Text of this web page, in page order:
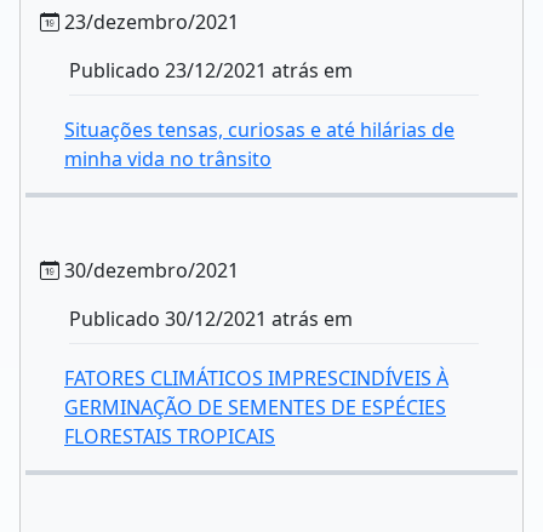
23/dezembro/2021
Publicado 23/12/2021 atrás em
Situações tensas, curiosas e até hilárias de
minha vida no trânsito
30/dezembro/2021
Publicado 30/12/2021 atrás em
FATORES CLIMÁTICOS IMPRESCINDÍVEIS À
GERMINAÇÃO DE SEMENTES DE ESPÉCIES
FLORESTAIS TROPICAIS